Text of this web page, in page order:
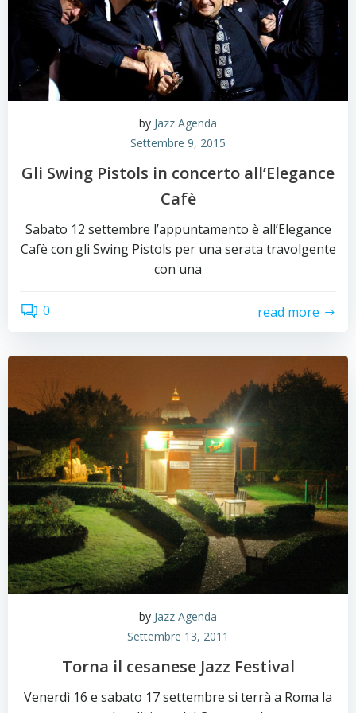
by Jazz Agenda
Settembre 9, 2015
Gli Swing Pistols in concerto all’Elegance
Cafè
Sabato 12 settembre l’appuntamento è all’Elegance
Cafè con gli Swing Pistols per una serata travolgente
con una
0 read more
by Jazz Agenda
Settembre 13, 2011
Torna il cesanese Jazz Festival
Venerdì 16 e sabato 17 settembre si terrà a Roma la